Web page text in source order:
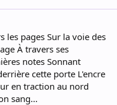
les pages Sur la voie des
À travers ses
notes Sonnant
cette porte L'encre
en traction au nord
sang...